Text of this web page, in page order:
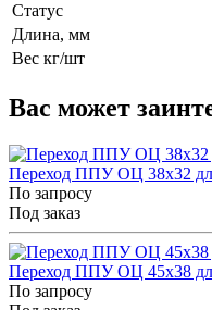
Статус
Длина, мм
Вес кг/шт
Вас может
Переход ППУ ОЦ 38x32
По запросу
Под заказ
Переход ППУ ОЦ 45x38
По запросу